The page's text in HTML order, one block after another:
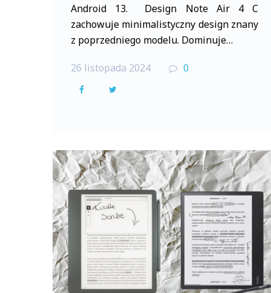
Android 13. Design Note Air 4 C
zachowuje minimalistyczny design znany
z poprzedniego modelu. Dominuje…
26 listopada 2024 0
F
e
b
o
o
k
t
t
e
r